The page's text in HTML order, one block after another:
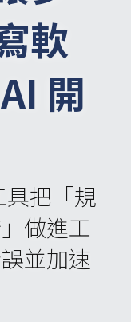
軟
AI 開
具把「規
做進工
並加速